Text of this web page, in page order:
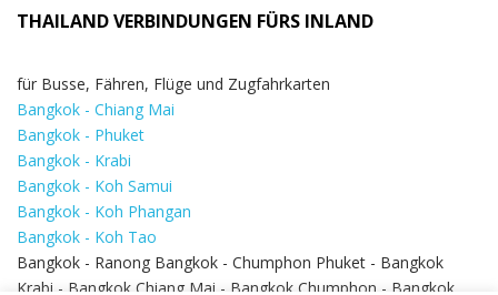
THAILAND VERBINDUNGEN FÜRS INLAND
für Busse, Fähren, Flüge und Zugfahrkarten
Bangkok - Chiang Mai
Bangkok - Phuket
Bangkok - Krabi
Bangkok - Koh Samui
Bangkok - Koh Phangan
Bangkok - Koh Tao
Bangkok - Ranong Bangkok - Chumphon Phuket - Bangkok
Krabi - Bangkok Chiang Mai - Bangkok Chumphon - Bangkok